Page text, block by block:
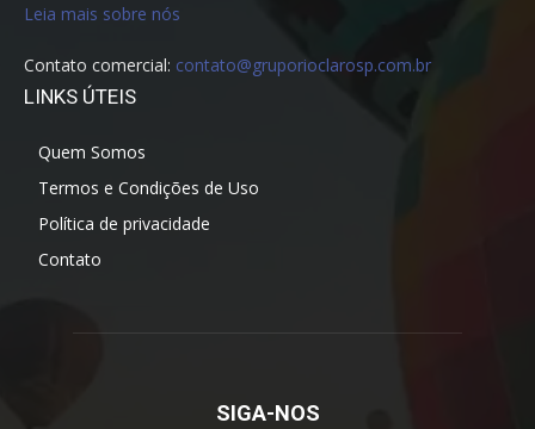
Leia mais sobre nós
Contato comercial: contato@gruporioclarosp.com.br
LINKS ÚTEIS
Quem Somos
Termos e Condições de Uso
Política de privacidade
Contato
SIGA-NOS